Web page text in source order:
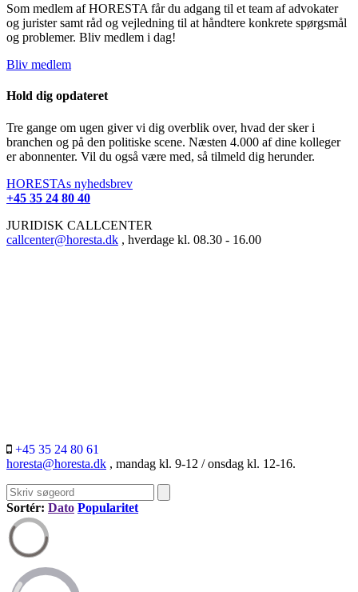
Som medlem af HORESTA får du adgang til et team af advokater
og jurister samt råd og vejledning til at håndtere konkrete spørgsmål
og problemer. Bliv medlem i dag!
Bliv medlem
Hold dig opdateret
Tre gange om ugen giver vi dig overblik over, hvad der sker i
branchen og på den politiske scene. Næsten 4.000 af dine kolleger
er abonnenter. Vil du også være med, så tilmeld dig herunder.
HORESTAs nyhedsbrev
+45 35 24 80 40
JURIDISK CALLCENTER
callcenter@horesta.dk , hverdage kl. 08.30 - 16.00
+45 35 24 80 61
horesta@horesta.dk , mandag kl. 9-12 / onsdag kl. 12-16.
Sortér: Dato Popularitet